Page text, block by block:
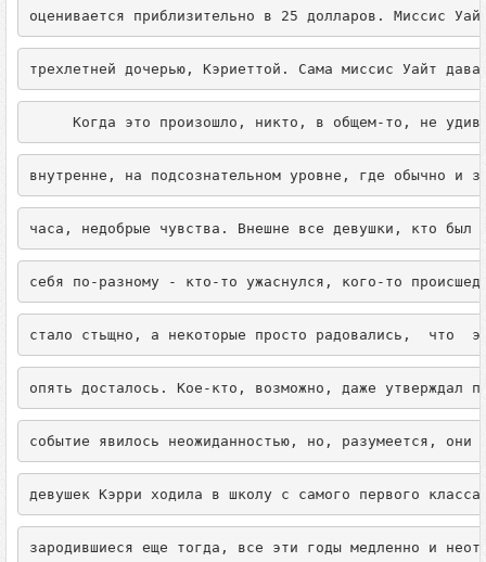
оценивается приблизительно в 25 долларов. Миссис
трехлетней дочерью, Кэриеттой. Сама миссис Уайт
Когда это произошло, никто, в общем-то, не
внутренне, на подсознательном уровне, где обычно и
часа, недобрые чувства. Внешне все девушки, кто был
себя по-разному - кто-то ужаснулся, кого-то
стало стьщно, а некоторые просто радовались,  что
опять досталось. Кое-кто, возможно, даже утверждал
событие явилось неожиданностью, но, разумеется, они
девушек Кэрри ходила в школу с самого первого
зародившиеся еще тогда, все эти годы медленно и